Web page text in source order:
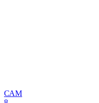
САМ